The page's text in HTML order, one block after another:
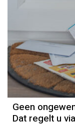
Geen
Dat regelt u